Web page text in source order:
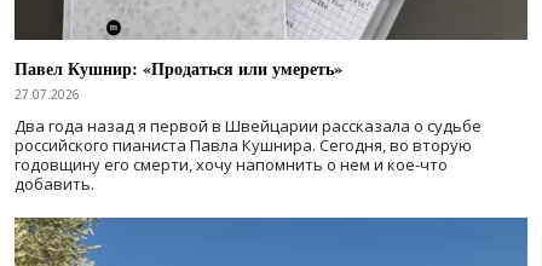
Павел Кушнир: «Продаться или умереть»
27.07.2026
Два года назад я первой в Швейцарии рассказала о судьбе
российского пианиста Павла Кушнира. Сегодня, во вторую
годовщину его смерти, хочу напомнить о нем и кое-что
добавить.